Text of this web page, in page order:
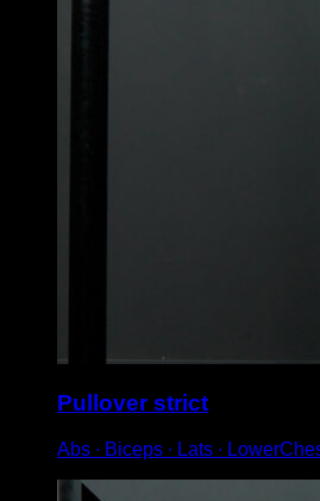
Pullover strict
Abs ∙ Biceps ∙ Lats ∙